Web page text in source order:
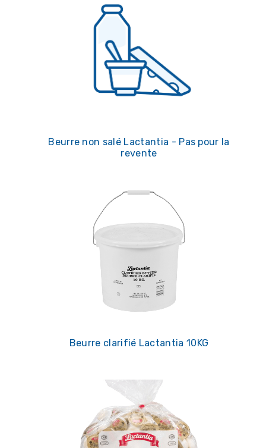
Beurre non salé Lactantia - Pas pour la
revente
Beurre clarifié Lactantia 10KG